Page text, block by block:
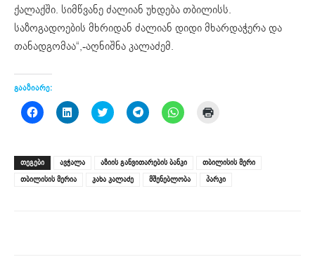
ქალაქში. სიმწვანე ძალიან უხდება თბილისს.
საზოგადოების მხრიდან ძალიან დიდი მხარდაჭერა და
თანადგომაა“,-აღნიშნა კალაძემ.
გააზიარე:
Click
to
(Opens
in
new
window)
Click
to
(Opens
in
new
window)
Click
to
(Opens
in
new
window)
Click
to
(Opens
in
new
window)
Click
to
(Opens
in
new
window)
new
window)
ᲗᲔᲒᲔᲑᲘ ავჭალა აზიის განვითარების ბანკი
თბილისის მერი
თბილისის მერია
კახა კალაძე მშენებლობა პარკი